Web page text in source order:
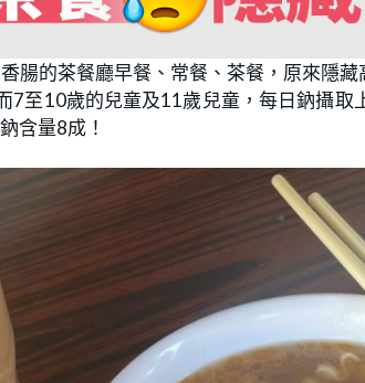
腸的茶餐廳早餐、常餐、茶餐，原來隱
7至10歲的兒童及11歲兒童，每日鈉攝
含量8成！